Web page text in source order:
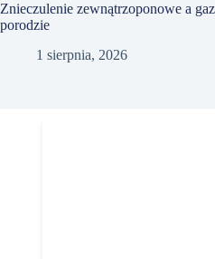
Znieczulenie zewnątrzoponowe a
porodzie
1 sierpnia, 2026